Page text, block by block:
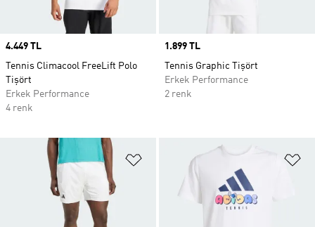
Price
4.449 TL
Tennis Climacool FreeLift Polo
Tişört
Erkek Performance
4 renk
Price
1.899 TL
Tennis Graphic Tişört
Erkek Performance
2 renk
Favori Listesine Ekle